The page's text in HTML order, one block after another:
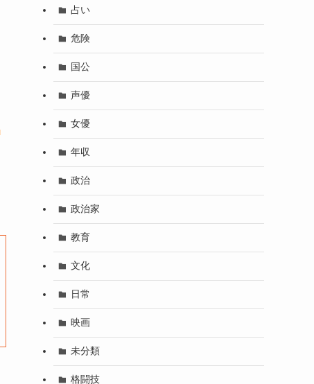
占い
危険
国公
声優
女優
年収
政治
政治家
教育
文化
日常
映画
未分類
格闘技